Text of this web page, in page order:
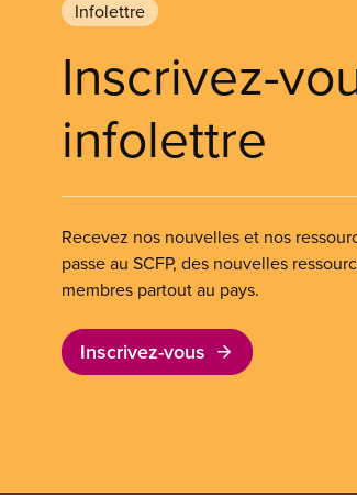
Infolettre
Inscrivez-
infolettre
Recevez nos nouvelles et nos
passe au SCFP, des nouvelles
membres partout au pays.
Inscrivez-vous